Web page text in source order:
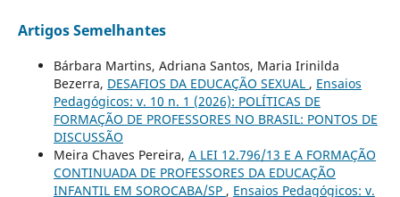
Artigos Semelhantes
Bárbara Martins, Adriana Santos, Maria Irinilda
Bezerra, DESAFIOS DA EDUCAÇÃO SEXUAL , Ensaios
Pedagógicos: v. 10 n. 1 (2026): POLÍTICAS DE
FORMAÇÃO DE PROFESSORES NO BRASIL: PONTOS DE
DISCUSSÃO
Meira Chaves Pereira, A LEI 12.796/13 E A FORMAÇÃO
CONTINUADA DE PROFESSORES DA EDUCAÇÃO
INFANTIL EM SOROCABA/SP , Ensaios Pedagógicos: v.